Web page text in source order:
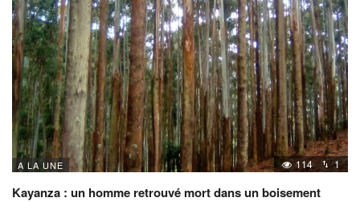
A LA UNE 114 1
Kayanza : un homme retrouvé mort dans un boisement